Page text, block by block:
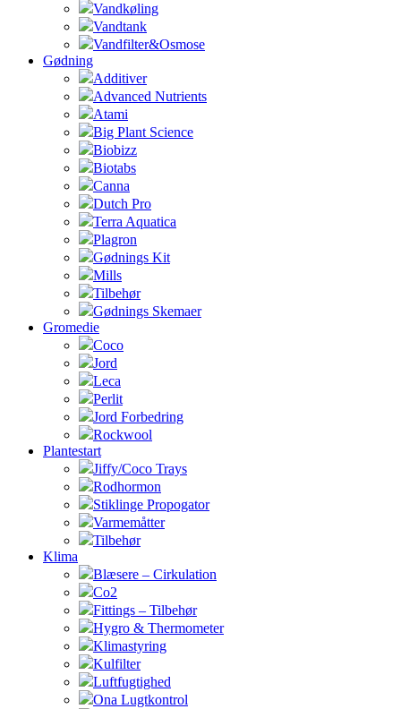
Vandkøling
Vandtank
Vandfilter&Osmose
Gødning
Additiver
Advanced Nutrients
Atami
Big Plant Science
Biobizz
Biotabs
Canna
Dutch Pro
Terra Aquatica
Plagron
Gødnings Kit
Mills
Tilbehør
Gødnings Skemaer
Gromedie
Coco
Jord
Leca
Perlit
Jord Forbedring
Rockwool
Plantestart
Jiffy/Coco Trays
Rodhormon
Stiklinge Propogator
Varmemåtter
Tilbehør
Klima
Blæsere – Cirkulation
Co2
Fittings – Tilbehør
Hygro & Thermometer
Klimastyring
Kulfilter
Luftfugtighed
Ona Lugtkontrol